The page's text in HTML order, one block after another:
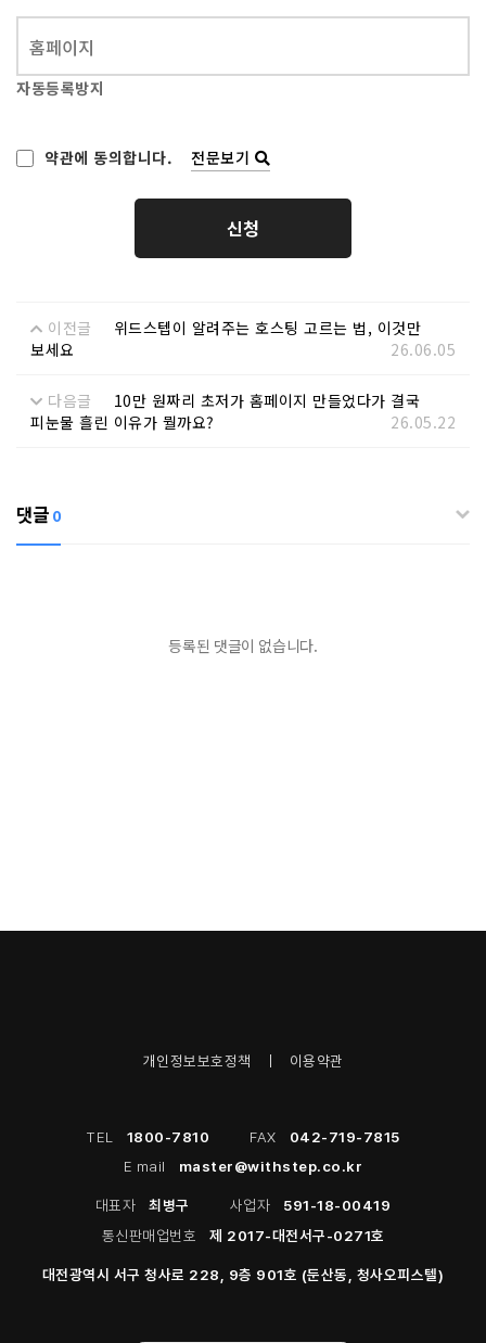
자동등록방지
약관에 동의합니다. 전문보기
이전글
위드스텝이 알려주는 호스팅 고르는 법, 이것만
보세요
26.06.05
다음글
10만 원짜리 초저가 홈페이지 만들었다가 결국
피눈물 흘린 이유가 뭘까요?
26.05.22
댓글 0
등록된 댓글이 없습니다.
개인정보보호정책 이용약관
TEL 1800-7810 FAX
042-719-7815
E mail
master@withstep.co.kr
대표자 최병구 사업자
591-18-00419
통신판매업번호
제 2017-대전서구-0271호
대전광역시 서구 청사로 228, 9층 901호 (둔산동, 청사오피스텔)